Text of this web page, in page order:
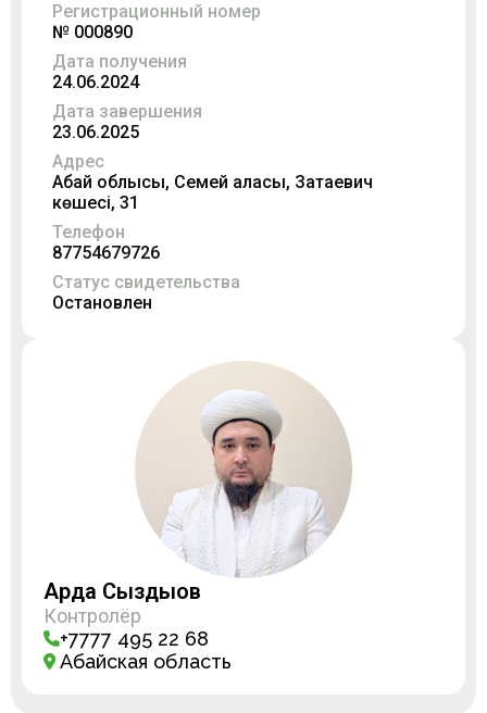
Регистрационный номер
№ 000890
Дата получения
24.06.2024
Дата завершения
23.06.2025
Адрес
Абай облысы, Семей қаласы, Затаевич
көшесі, 31
Телефон
87754679726
Статус свидетельства
Остановлен
Ардақ Сыздықов
Контролёр
+7777 495 22 68
Абайская область